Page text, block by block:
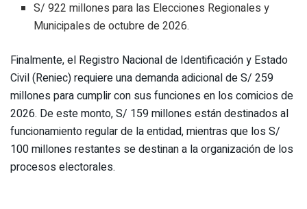
S/ 922 millones para las Elecciones Regionales y
Municipales de octubre de 2026.
Finalmente, el Registro Nacional de Identificación y Estado
Civil (Reniec) requiere una demanda adicional de S/ 259
millones para cumplir con sus funciones en los comicios de
2026. De este monto, S/ 159 millones están destinados al
funcionamiento regular de la entidad, mientras que los S/
100 millones restantes se destinan a la organización de los
procesos electorales.